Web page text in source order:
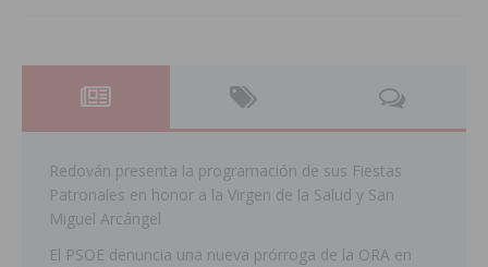
Redován presenta la programación de sus Fiestas
Patronales en honor a la Virgen de la Salud y San
Miguel Arcángel
El PSOE denuncia una nueva prórroga de la ORA en